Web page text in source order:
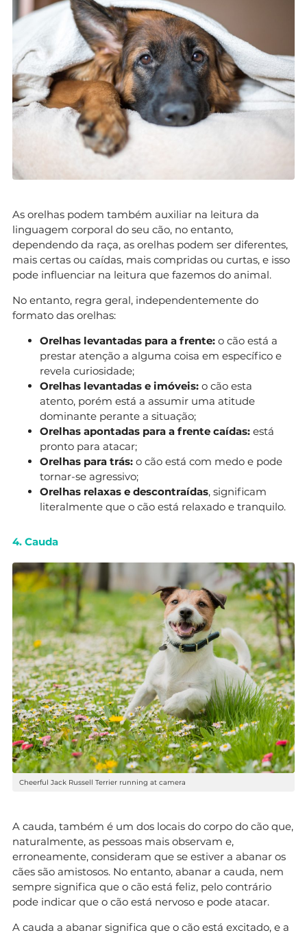
As orelhas podem também auxiliar na leitura da
linguagem corporal do seu cão, no entanto,
dependendo da raça, as orelhas podem ser diferentes,
mais certas ou caídas, mais compridas ou curtas, e isso
pode influenciar na leitura que fazemos do animal.
No entanto, regra geral, independentemente do
formato das orelhas:
Orelhas levantadas para a frente: o cão está a
prestar atenção a alguma coisa em específico e
revela curiosidade;
Orelhas levantadas e imóveis: o cão esta
atento, porém está a assumir uma atitude
dominante perante a situação;
Orelhas apontadas para a frente caídas: está
pronto para atacar;
Orelhas para trás: o cão está com medo e pode
tornar-se agressivo;
Orelhas relaxas e descontraídas, significam
literalmente que o cão está relaxado e tranquilo.
4. Cauda
Cheerful Jack Russell Terrier running at camera
A cauda, também é um dos locais do corpo do cão que,
naturalmente, as pessoas mais observam e,
erroneamente, consideram que se estiver a abanar os
cães são amistosos. No entanto, abanar a cauda, nem
sempre significa que o cão está feliz, pelo contrário
pode indicar que o cão está nervoso e pode atacar.
A cauda a abanar significa que o cão está excitado, e a